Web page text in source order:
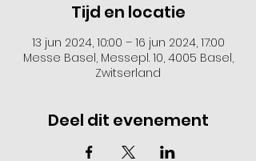
Tijd en locatie
13 jun 2024, 10:00 – 16 jun 2024, 17:00
Messe Basel, Messepl. 10, 4005 Basel,
Zwitserland
Deel dit evenement